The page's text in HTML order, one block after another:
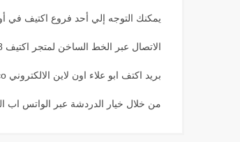
يمكنك التوجه إلي أحد فروع اكتيف في أوقات
الاتصال عبر الخط الساخن لمتجر اكتيف 16988.
بريد اكتف ابو علاء اون لاين الالكتروني
من خلال خيار الدردشة عبر الواتس اب